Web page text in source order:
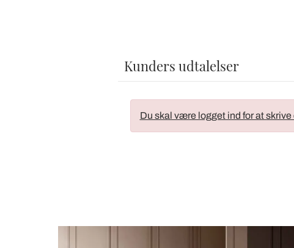
Kunders udtalelser
Du skal være logget ind for at skrive